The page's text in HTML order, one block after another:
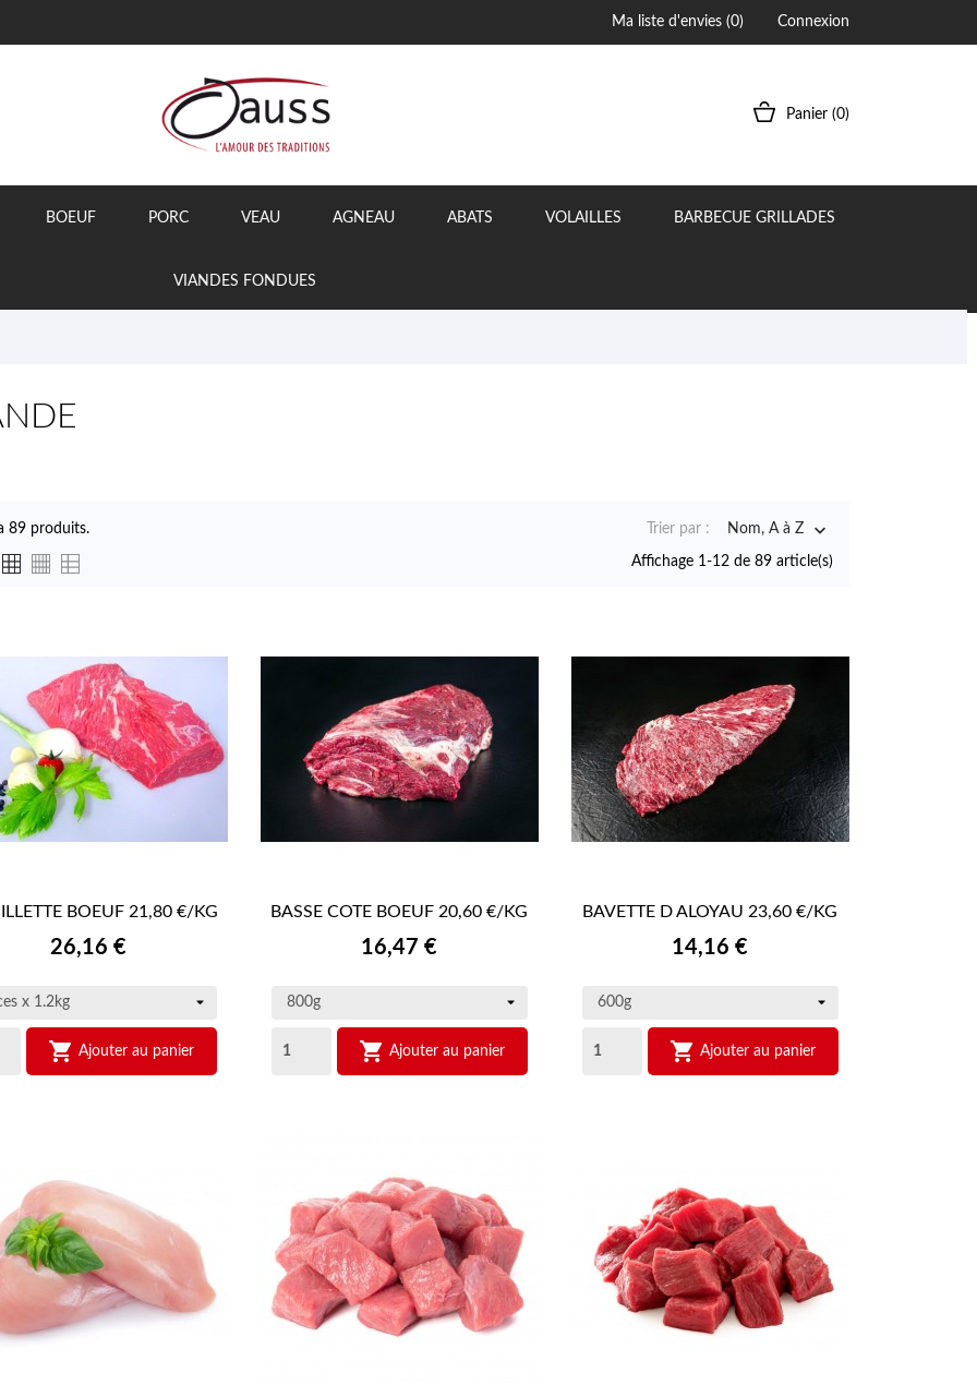
Ma liste d'envies (0) Connexion
Panier (0)
BOEUF PORC VEAU AGNEAU ABATS VOLAILLES BARBECUE GRILLADES
VIANDES FONDUES
89 produits. Trier par : Nom, A à Z 
Affichage 1-12 de 89 article(s)
APERÇU RAPIDE
BOEUF 21,80 €/KG
Prix
26,16 €
 Ajouter au panier
APERÇU RAPIDE
BASSE COTE BOEUF 20,60 €/KG
Prix
16,47 €
 Ajouter au panier
APERÇU RAPIDE
BAVETTE D ALOYAU 23,60 €/KG
Prix
14,16 €
 Ajouter au panier